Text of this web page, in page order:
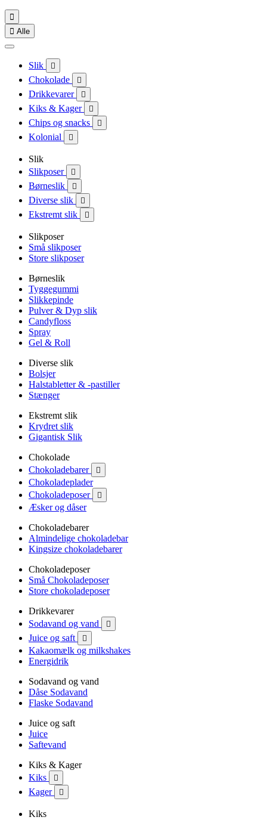

 Alle
Slik 
Chokolade 
Drikkevarer 
Kiks & Kager 
Chips og snacks 
Kolonial 
Slik
Slikposer

Børneslik 
Diverse slik 
Ekstremt slik 
Slikposer
Små slikposer
Store slikposer
Børneslik
Tyggegummi
Slikkepinde
Pulver & Dyp slik
Candyfloss
Spray
Gel & Roll
Diverse slik
Bolsjer
Halstabletter & -pastiller
Stænger
Ekstremt slik
Krydret slik
Gigantisk Slik
Chokolade
Chokoladebarer

Chokoladeplader
Chokoladeposer

Æsker og dåser
Chokoladebarer
Almindelige chokoladebar
Kingsize chokoladebarer
Chokoladeposer
Små Chokoladeposer
Store chokoladeposer
Drikkevarer
Sodavand og vand

Juice og saft 
Kakaomælk og milkshakes
Energidrik
Sodavand og vand
Dåse Sodavand
Flaske Sodavand
Juice og saft
Juice
Saftevand
Kiks & Kager
Kiks

Kager 
Kiks